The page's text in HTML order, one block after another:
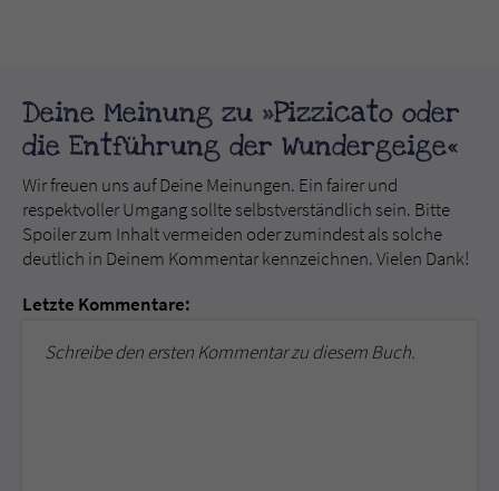
Deine Meinung zu »Pizzicato oder
die Entführung der Wundergeige«
Wir freuen uns auf Deine Meinungen. Ein fairer und
respektvoller Umgang sollte selbstverständlich sein. Bitte
Spoiler zum Inhalt vermeiden oder zumindest als solche
deutlich in Deinem Kommentar kennzeichnen. Vielen Dank!
Letzte Kommentare:
Schreibe den ersten Kommentar zu diesem Buch.